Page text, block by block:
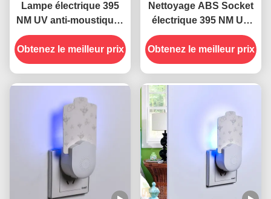
Lampe électrique 395
NM UV anti-moustiques
anti-insectes volants
Obtenez le meilleur prix
Nettoyage ABS Socket
électrique 395 NM UV
Lampes anti-
moustiques piège anti-
insectes volant
Obtenez le meilleur prix